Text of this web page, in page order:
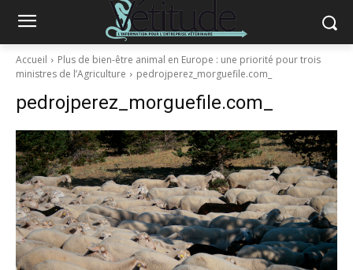
Accueil
Plus de bien-être animal en Europe : une priorité pour trois
ministres de l’Agriculture
pedrojperez_morguefile.com_
pedrojperez_morguefile.com_